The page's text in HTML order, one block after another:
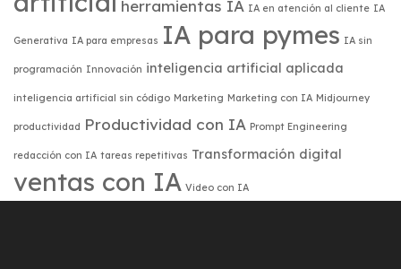
herramientas IA IA en atención al cliente IA
Generativa IA para empresas IA para pymes IA sin
programación Innovación inteligencia artificial aplicada
inteligencia artificial sin código Marketing Marketing con IA Midjourney
productividad Productividad con IA Prompt Engineering
redacción con IA tareas repetitivas Transformación digital
ventas con IA Video con IA